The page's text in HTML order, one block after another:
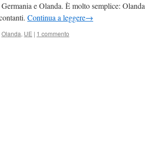
e Olanda. È molto semplice: Olanda
Continua a leggere→
Olanda, UE | 1 commento